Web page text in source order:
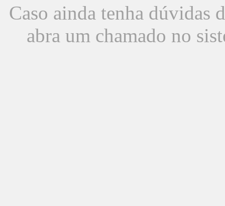
Caso ainda tenha dúvidas
abra um chamado no